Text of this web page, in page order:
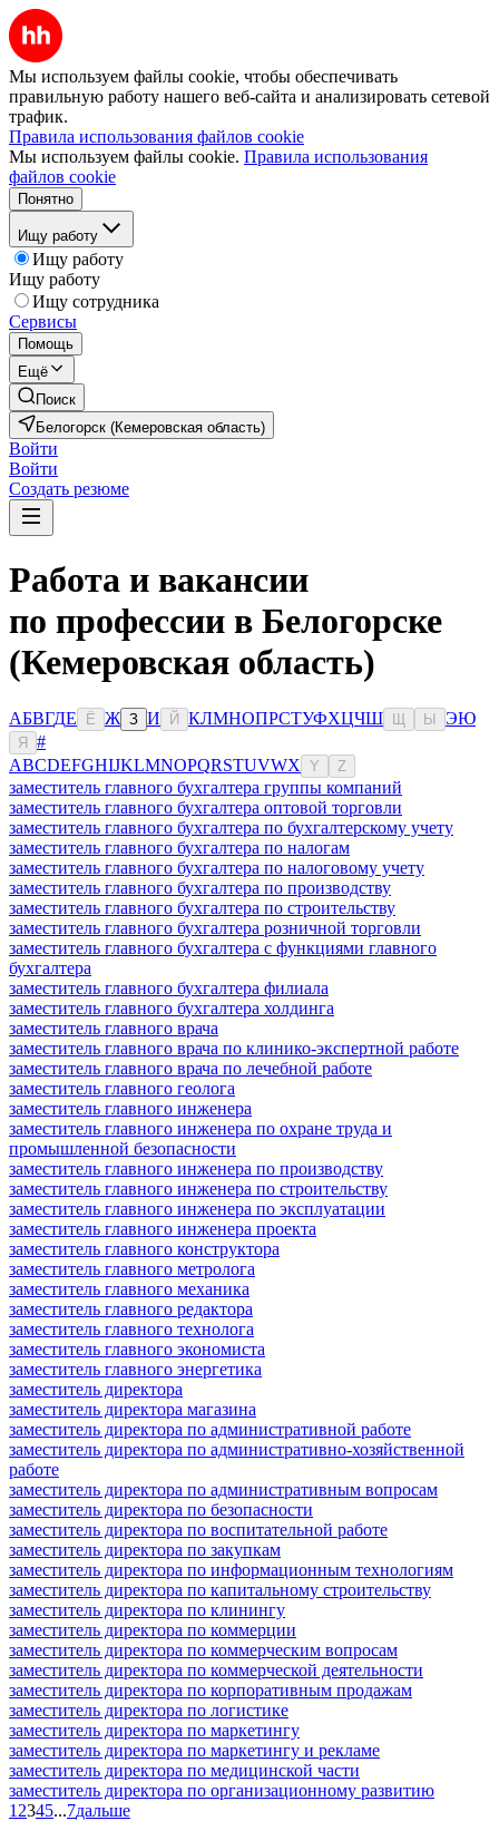
Мы используем файлы cookie, чтобы обеспечивать
правильную работу нашего веб-сайта и анализировать сетевой
трафик.
Правила использования файлов cookie
Мы используем файлы cookie. Правила использования
файлов cookie
Понятно
Ищу работу
Ищу работу
Ищу работу
Ищу сотрудника
Сервисы
Помощь
Ещё
Поиск
Белогорск (Кемеровская область)
Войти
Войти
Создать резюме
Работа и вакансии
по профессии в Белогорске
(Кемеровская область)
АБВГДЕ Ё Ж З И Й КЛМНОПРСТУФХЦЧШ Ы ЭЮ
Я
#
ABCDEFGHIJKLMNOPQRSTUVWX Y Z
заместитель главного бухгалтера группы компаний
заместитель главного бухгалтера оптовой торговли
заместитель главного бухгалтера по бухгалтерскому учету
заместитель главного бухгалтера по налогам
заместитель главного бухгалтера по налоговому учету
заместитель главного бухгалтера по производству
заместитель главного бухгалтера по строительству
заместитель главного бухгалтера розничной торговли
заместитель главного бухгалтера с функциями главного
бухгалтера
заместитель главного бухгалтера филиала
заместитель главного бухгалтера холдинга
заместитель главного врача
заместитель главного врача по клинико-экспертной работе
заместитель главного врача по лечебной работе
заместитель главного геолога
заместитель главного инженера
заместитель главного инженера по охране труда и
промышленной безопасности
заместитель главного инженера по производству
заместитель главного инженера по строительству
заместитель главного инженера по эксплуатации
заместитель главного инженера проекта
заместитель главного конструктора
заместитель главного метролога
заместитель главного механика
заместитель главного редактора
заместитель главного технолога
заместитель главного экономиста
заместитель главного энергетика
заместитель директора
заместитель директора магазина
заместитель директора по административной работе
заместитель директора по административно-хозяйственной
работе
заместитель директора по административным вопросам
заместитель директора по безопасности
заместитель директора по воспитательной работе
заместитель директора по закупкам
заместитель директора по информационным технологиям
заместитель директора по капитальному строительству
заместитель директора по клинингу
заместитель директора по коммерции
заместитель директора по коммерческим вопросам
заместитель директора по коммерческой деятельности
заместитель директора по корпоративным продажам
заместитель директора по логистике
заместитель директора по маркетингу
заместитель директора по маркетингу и рекламе
заместитель директора по медицинской части
заместитель директора по организационному развитию
1 2345...7дальше